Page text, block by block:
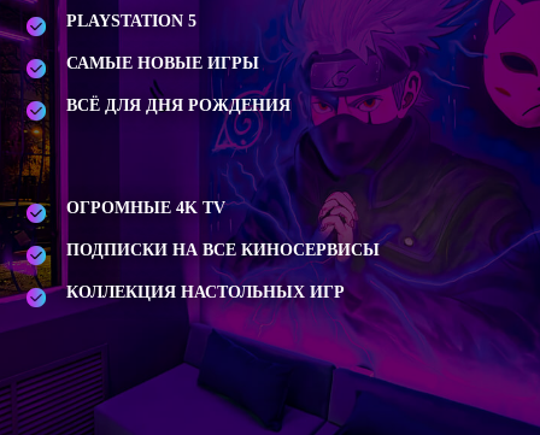
PLAYSTATION 5
САМЫЕ НОВЫЕ ИГРЫ
ВСЁ ДЛЯ ДНЯ РОЖДЕНИЯ
ОГРОМНЫЕ 4K TV
ПОДПИСКИ НА ВСЕ КИНОСЕРВИСЫ
КОЛЛЕКЦИЯ НАСТОЛЬНЫХ ИГР